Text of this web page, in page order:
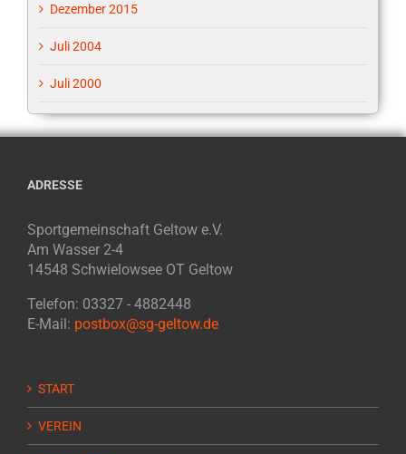
Dezember 2015
Juli 2004
Juli 2000
ADRESSE
Sportgemeinschaft Geltow e.V.
Am Wasser 2-4
14548 Schwielowsee OT Geltow
Telefon: 03327 - 4882448
E-Mail: postbox@sg-geltow.de
START
VEREIN